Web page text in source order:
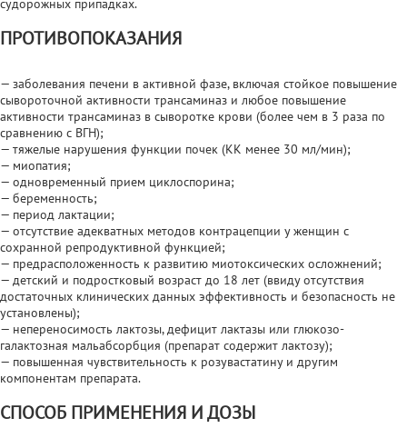
судорожных припадках.
ПРОТИВОПОКАЗАНИЯ
— заболевания печени в активной фазе, включая стойкое повышение
сывороточной активности трансаминаз и любое повышение
активности трансаминаз в сыворотке крови (более чем в 3 раза по
сравнению с ВГН);
— тяжелые нарушения функции почек (КК менее 30 мл/мин);
— миопатия;
— одновременный прием циклоспорина;
— беременность;
— период лактации;
— отсутствие адекватных методов контрацепции у женщин с
сохранной репродуктивной функцией;
— предрасположенность к развитию миотоксических осложнений;
— детский и подростковый возраст до 18 лет (ввиду отсутствия
достаточных клинических данных эффективность и безопасность не
установлены);
— непереносимость лактозы, дефицит лактазы или глюкозо-
галактозная мальабсорбция (препарат содержит лактозу);
— повышенная чувствительность к розувастатину и другим
компонентам препарата.
СПОСОБ ПРИМЕНЕНИЯ И ДОЗЫ